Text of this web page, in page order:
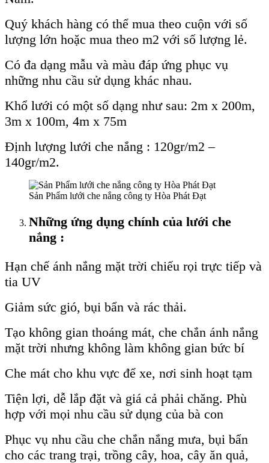
Quý khách hàng có thể mua theo cuộn với số
lượng lớn hoặc mua theo m2 với số lượng lẻ.
Có đa dạng mẫu và màu đáp ứng phục vụ
những nhu cầu sử dụng khác nhau.
Khổ lưới có một số dạng như sau: 2m x 200m,
3m x 100m, 4m x 75m
Định lượng lưới che nắng : 120gr/m2 –
140gr/m2.
Sản Phẩm lưới che nắng công ty Hòa Phát Đạt
Những ứng dụng chính của lưới che
nắng :
Hạn chế ánh nắng mặt trời chiếu rọi trực tiếp và
tia UV
Giảm sức gió, bụi bẩn và rác thải.
Tạo không gian thoáng mát, che chắn ánh nắng
mặt trời nhưng không làm không gian bức bí
Che mát cho khu vực để xe, nơi sinh hoạt tạm
Tiện lợi, dễ lắp đặt và giá cả phải chăng. Phù
hợp với mọi nhu cầu sử dụng của bà con
Phục vụ nhu cầu che chắn nắng mưa, bụi bẩn
cho các trang trại, trồng cây, hoa, cây ăn quả,